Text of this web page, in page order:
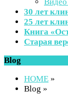
30 лет
25 лет
Книга
Старая
Blog
HOME »
Blog »